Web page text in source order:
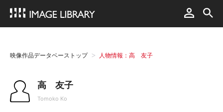
映像作品データベーストップ 人物情報：高 友子
高 友子
Tomoko Ko